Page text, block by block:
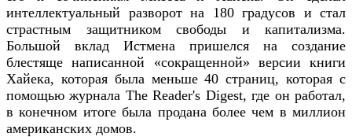
интеллектуальный разворот на 180 градусов и стал
страстным защитником свободы и капитализма.
Большой вклад Истмена пришелся на создание
блестяще написанной «сокращенной» версии книги
Хайека, которая была меньше 40 страниц, которая с
помощью журнала The Reader's Digest, где он работал,
в конечном итоге была продана более чем в миллион
американских домов.